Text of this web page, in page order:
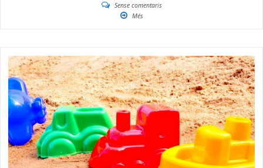
Sense comentaris
Més